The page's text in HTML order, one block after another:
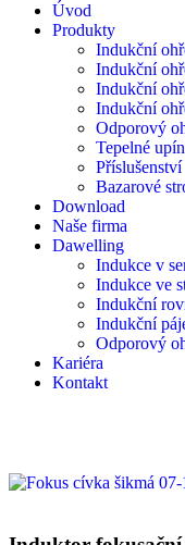
Úvod
Produkty
Indukční
Indukční
Indukční
Indukční
Odporový
Tepelné
Příslušenství
Bazarové
Download
Naše firma
Dawelling
Indukce v
Indukce ve
Indukční
Indukční
Odporový
Kariéra
Kontakt